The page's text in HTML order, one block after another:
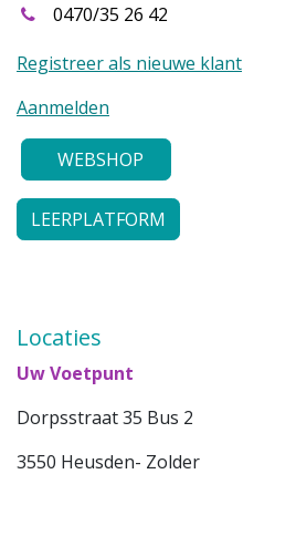
0470/35 26 42
Registreer als nieuwe klant
Aanmelden
WEBSHOP
LEERPLATFORM
Locaties
Uw Voetpunt
Dorpsstraat 35 Bus 2
3550 Heusden- Zolder